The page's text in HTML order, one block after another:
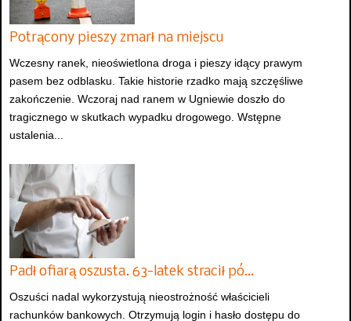
Potrącony pieszy zmarł na miejscu
Wczesny ranek, nieoświetlona droga i pieszy idący prawym
pasem bez odblasku. Takie historie rzadko mają szczęśliwe
zakończenie. Wczoraj nad ranem w Ugniewie doszło do
tragicznego w skutkach wypadku drogowego. Wstępne
ustalenia...
Padł ofiarą oszusta. 63-latek stracił pó…
Oszuści nadal wykorzystują nieostrożność właścicieli
rachunków bankowych. Otrzymują login i hasło dostępu do